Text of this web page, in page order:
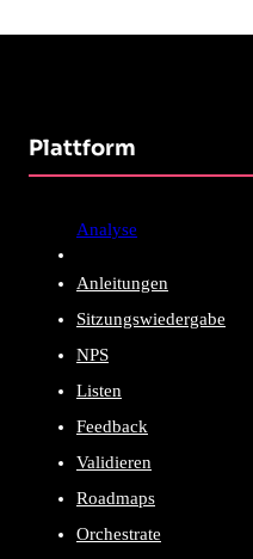
Plattform
Analyse
Anleitungen
Sitzungswiedergabe
NPS
Listen
Feedback
Validieren
Roadmaps
Orchestrate